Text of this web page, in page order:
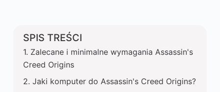
SPIS TREŚCI
Zalecane i minimalne wymagania Assassin's
Creed Origins
Jaki komputer do Assassin's Creed Origins?